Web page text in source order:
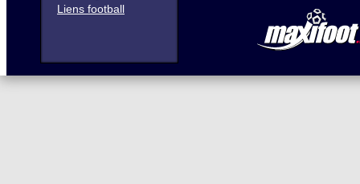
Liens football